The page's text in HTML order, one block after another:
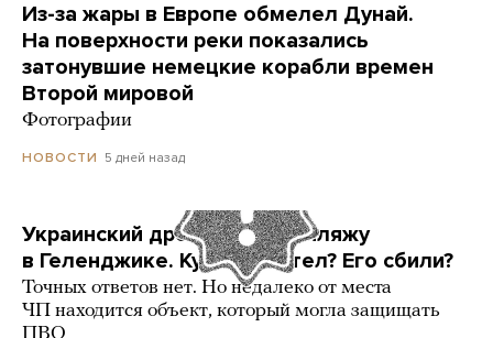
Из-за жары в Европе обмелел Дунай.
На поверхности реки показались
затонувшие немецкие корабли времен
Второй мировой
Фотографии
НОВОСТИ 5 дней назад
Украинский дрон попал по пляжу
в Геленджике. Куда он летел? Его сбили?
Точных ответов нет. Но недалеко от места
ЧП находится объект, который могла защищать